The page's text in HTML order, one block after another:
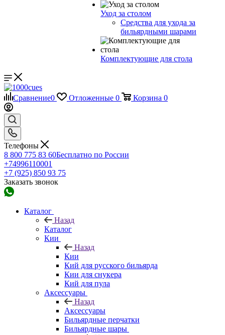
Уход за столом
Средства для ухода за
бильярдными шарами
Комплектующие для стола
Сравнение0 Отложенные 0 Корзина 0
Телефоны
8 800 775 83 60Бесплатно по России
+74996110001
+7 (925) 850 93 75
Заказать звонок
Каталог
Назад
Каталог
Кии
Назад
Кии
Кий для русского бильярда
Кии для снукера
Кий для пула
Аксессуары
Назад
Аксессуары
Бильярдные перчатки
Бильярдные шары